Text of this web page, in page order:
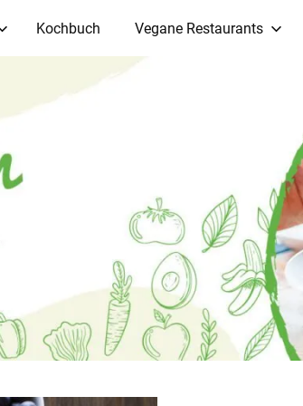
Kochbuch Vegane Restaurants